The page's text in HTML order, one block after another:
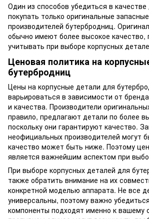
Один из способов убедиться в качестве
покупать только оригинальные
производителей бутербродниц.
обычно имеют более высокое качество,
учитывать при выборе корпусных
Ценовая политика на
бутербродниц
Цены на корпусные детали для
варьироваться в зависимости от
и качества. Производители
правило, предлагают детали по более
поскольку они гарантируют качество.
неофициальных производителей могут
качество может быть ниже. Поэтому
является важнейшим аспектом при
При выборе корпусных деталей для
также обратить внимание на их
конкретной моделью аппарата. Не все
универсальны, поэтому важно
компоненты подходят именно к вашему